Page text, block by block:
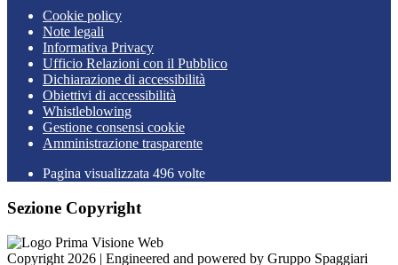
Cookie policy
Note legali
Informativa Privacy
Ufficio Relazioni con il Pubblico
Dichiarazione di accessibilità
Obiettivi di accessibilità
Whistleblowing
Gestione consensi cookie
Amministrazione trasparente
Pagina visualizzata 496 volte
Sezione Copyright
Copyright 2026 | Engineered and powered by Gruppo Spaggiari